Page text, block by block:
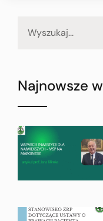
Najnowsze